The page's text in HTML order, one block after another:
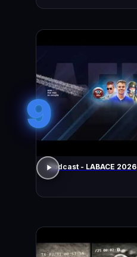
9
Podcast - LABACE 2026